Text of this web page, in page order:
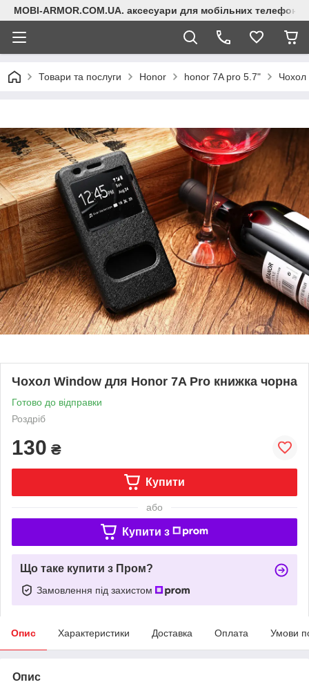
MOBI-ARMOR.COM.UA. аксесуари для мобільних телефонів
Товари та послуги Honor honor 7A pro 5.7" Чохол
Чохол Window для Honor 7A Pro книжка чорна
Готово до відправки
Роздріб
130 ₴
Купити
або
Купити з
Що таке купити з Пром?
Замовлення під захистом
Опис Характеристики Доставка Оплата Умови
Опис